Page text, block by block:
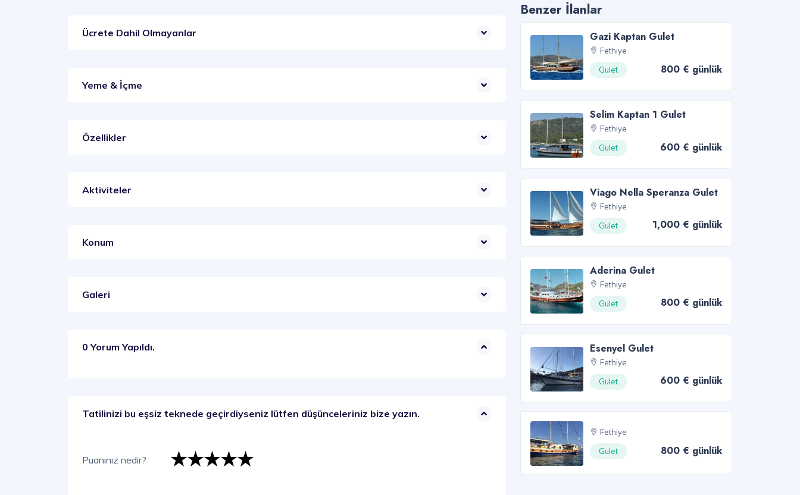
Ücrete Dahil Olmayanlar
Yeme & İçme
Özellikler
Aktiviteler
Konum
Galeri
0 Yorum Yapıldı.
Tatilinizi bu eşsiz teknede geçirdiyseniz lütfen düşünceleriniz bize yazın.
Puanınız nedir? ★
★★
★★★
★★★★
★★★★★
Benzer İlanlar
Gazi Kaptan Gulet
Fethiye
Gulet
800 € günlük
Selim Kaptan 1 Gulet
Fethiye
Gulet
600 € günlük
Viago Nella Speranza Gulet
Fethiye
Gulet
1,000 € günlük
Aderina Gulet
Fethiye
Gulet
800 € günlük
Esenyel Gulet
Fethiye
Gulet
600 € günlük
Fethiye
Gulet
800 € günlük